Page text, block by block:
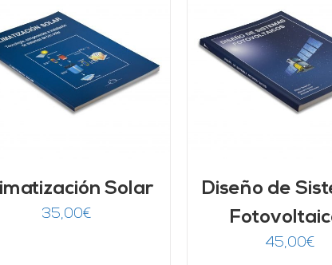
Solar
35,00€
AÑADIR AL CARRITO
DETALLES
Diseño de
45,00€
AÑADIR AL
DETALLES